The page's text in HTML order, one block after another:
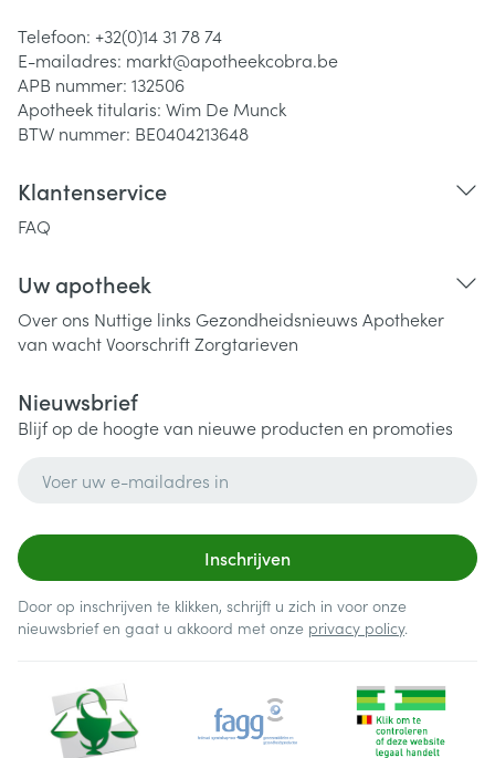
Telefoon: +32(0)14 31 78 74
E-mailadres: markt@apotheekcobra.be
APB nummer: 132506
Apotheek titularis: Wim De Munck
BTW nummer: BE0404213648
Klantenservice
FAQ
Uw apotheek
Over ons Nuttige links Gezondheidsnieuws Apotheker
van wachtVoorschriftZorgtarieven
Nieuwsbrief
Blijf op de hoogte van nieuwe producten en promoties
Inschrijven
Door op inschrijven te klikken, schrijft u zich in voor onze
nieuwsbrief en gaat u akkoord met onze privacy policy.